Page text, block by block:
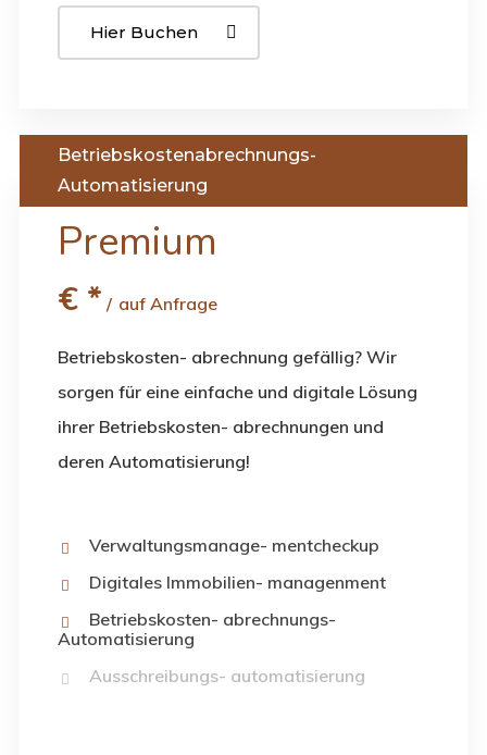
Hier Buchen
Premium
Betriebskostenabrechnungs-
Automatisierung
€* auf Anfrage
Betriebskosten- abrechnung gefällig? Wir
sorgen für eine einfache und digitale Lösung
ihrer Betriebskosten- abrechnungen und
deren Automatisierung!
Verwaltungsmanage- mentcheckup
Digitales Immobilien- managenment
Betriebskosten- abrechnungs-
Automatisierung
Ausschreibungs- automatisierung